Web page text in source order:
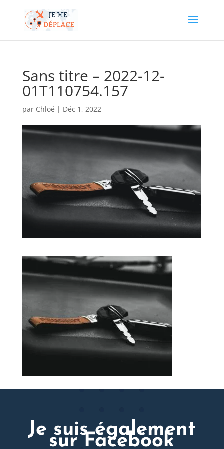
Sans titre – 2022-12-
01T110754.157
par Chloé | Déc 1, 2022
Je suis également
sur Facebook